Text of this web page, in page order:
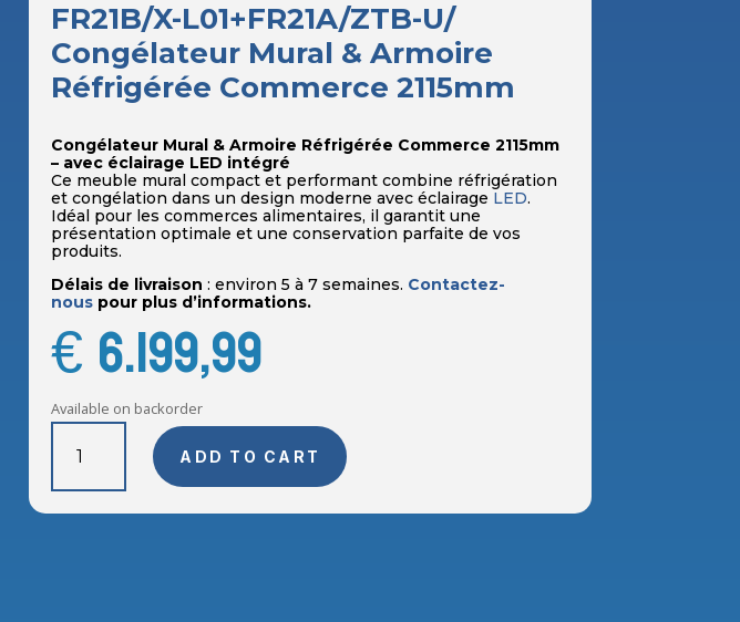
FR21B/X-L01+FR21A/ZTB-U/
Congélateur Mural & Armoire
Réfrigérée Commerce 2115mm
Congélateur Mural & Armoire Réfrigérée Commerce 2115mm
– avec éclairage LED intégré
Ce meuble mural compact et performant combine réfrigération
et congélation dans un design moderne avec éclairage LED.
Idéal pour les commerces alimentaires, il garantit une
présentation optimale et une conservation parfaite de vos
produits.
Délais de livraison : environ 5 à 7 semaines. Contactez-
nouspour plus d’informations.
€6.199,99
Available on backorder
L01+FR21A/ZTB-
U/
Congélateur
ADD TO CART